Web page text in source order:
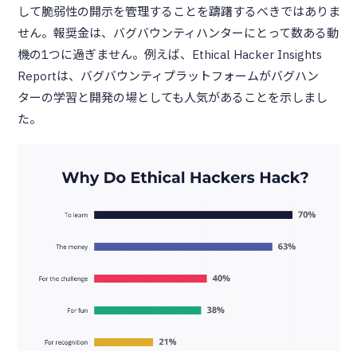
して脆弱性の開示を管理することを躊躇するべきではありま
せん。報奨金は、バグバウンティハンターにとって数ある動
機の1つに過ぎません。例えば、Ethical Hacker Insights
Reportは、バグバウンティプラットフォームがバグハン
ターの学習と開発の場としても人気があることを示しまし
た。